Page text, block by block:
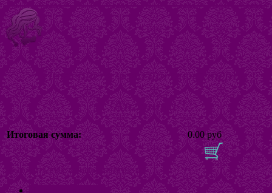
Итоговая сумма: 0.00 руб